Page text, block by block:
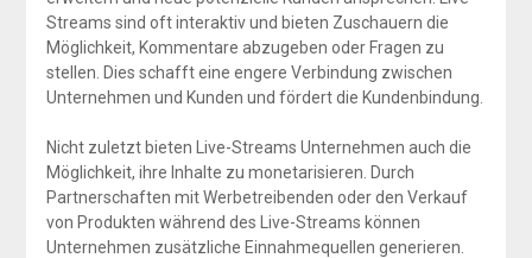
Streams sind oft interaktiv und bieten Zuschauern die
Möglichkeit, Kommentare abzugeben oder Fragen zu
stellen. Dies schafft eine engere Verbindung zwischen
Unternehmen und Kunden und fördert die Kundenbindung.
Nicht zuletzt bieten Live-Streams Unternehmen auch die
Möglichkeit, ihre Inhalte zu monetarisieren. Durch
Partnerschaften mit Werbetreibenden oder den Verkauf
von Produkten während des Live-Streams können
Unternehmen zusätzliche Einnahmequellen generieren.